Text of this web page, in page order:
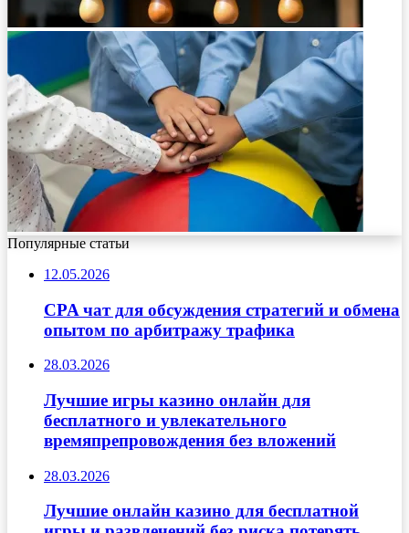
Популярные статьи
12.05.2026
CPA чат для обсуждения стратегий и обмена
опытом по арбитражу трафика
28.03.2026
Лучшие игры казино онлайн для
бесплатного и увлекательного
времяпрепровождения без вложений
28.03.2026
Лучшие онлайн казино для бесплатной